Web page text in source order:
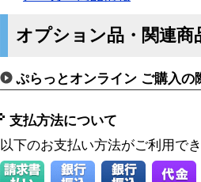
オプション品・関連商
ぷらっとオンライン ご購入の
支払方法について
以下のお支払い方法がご利用で